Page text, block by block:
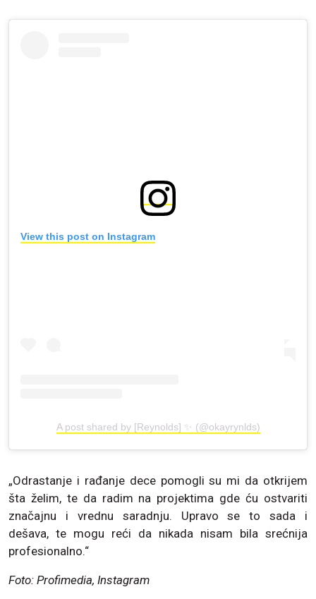
View this post on Instagram
A post shared by [Reynolds] ✨ (@okayrynlds)
„Odrastanje i rađanje dece pomogli su mi da otkrijem
šta želim, te da radim na projektima gde ću ostvariti
značajnu i vrednu saradnju. Upravo se to sada i
dešava, te mogu reći da nikada nisam bila srećnija
profesionalno.“
Foto: Profimedia, Instagram